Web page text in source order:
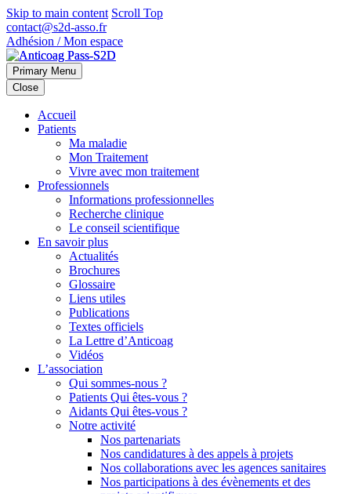
Skip to main content Scroll Top
contact@s2d-asso.fr
Adhésion / Mon espace
Primary Menu
Close
Accueil
Patients
Ma maladie
Mon Traitement
Vivre avec mon traitement
Professionnels
Informations professionnelles
Recherche clinique
Le conseil scientifique
En savoir plus
Actualités
Brochures
Glossaire
Liens utiles
Publications
Textes officiels
La Lettre d’Anticoag
Vidéos
L’association
Qui sommes-nous ?
Patients Qui êtes-vous ?
Aidants Qui êtes-vous ?
Notre activité
Nos partenariats
Nos candidatures à des appels à projets
Nos collaborations avec les agences sanitaires
Nos participations à des évènements et des